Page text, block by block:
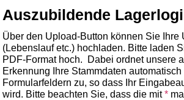
Auszubildende
Über den Upload-Button können Sie Ihre
(Lebenslauf etc.) hochladen. Bitte laden
PDF-Format hoch. Dabei ordnet unsere
Erkennung Ihre Stammdaten
Formularfeldern zu, so dass Ihr
wird. Bitte beachten Sie, dass die mit*